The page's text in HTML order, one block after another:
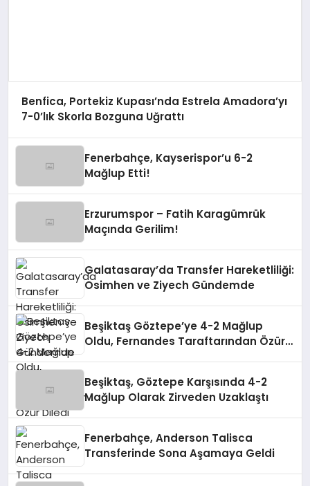
Benfica, Portekiz Kupası’nda Estrela Amadora’yı
7-0’lık Skorla Bozguna Uğrattı
Fenerbahçe, Kayserispor’u 6-2
Mağlup Etti!
Erzurumspor – Fatih Karagümrük
Maçında Gerilim!
Galatasaray’da Transfer Hareketliliği:
Osimhen ve Ziyech Gündemde
Beşiktaş Göztepe’ye 4-2 Mağlup
Oldu, Fernandes Taraftarından Özür
Beşiktaş, Göztepe Karşısında 4-2
Mağlup Olarak Zirveden Uzaklaştı
Fenerbahçe, Anderson Talisca
Transferinde Sona Aşamaya Geldi